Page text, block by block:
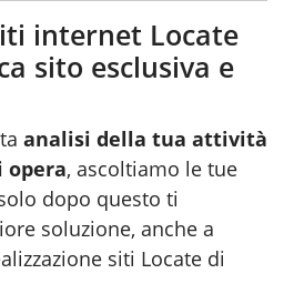
internet Locate
sito esclusiva e
analisi della tua attività
opera, ascoltiamo le tue
dopo questo ti
soluzione, anche a
siti Locate di